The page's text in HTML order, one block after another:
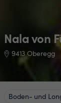
Nala von
9413 Oberegg
Boden- und